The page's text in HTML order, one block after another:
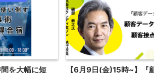
を大幅に短 【6月9日(金)15時~】『